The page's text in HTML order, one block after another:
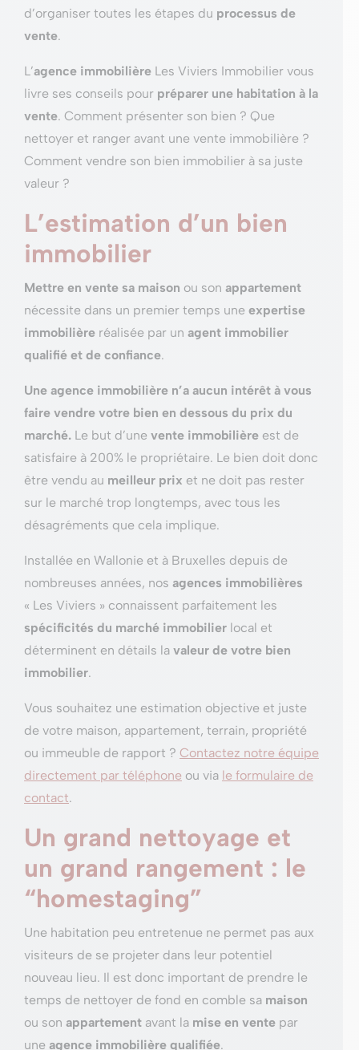
d’organiser toutes les étapes du processus de
vente.
L’agence immobilière Les Viviers Immobilier vous
livre ses conseils pour préparer une habitation à la
vente. Comment présenter son bien ? Que
nettoyer et ranger avant une vente immobilière ?
Comment vendre son bien immobilier à sa juste
valeur ?
L’estimation d’un bien
immobilier
Mettre en vente sa maison ou son appartement
nécessite dans un premier temps une expertise
immobilière réalisée par un agent immobilier
qualifié et de confiance.
Une agence immobilière n’a aucun intérêt à vous
faire vendre votre bien en dessous du prix du
marché. Le but d’une vente immobilière est de
satisfaire à 200% le propriétaire. Le bien doit donc
être vendu au meilleur prix et ne doit pas rester
sur le marché trop longtemps, avec tous les
désagréments que cela implique.
Installée en Wallonie et à Bruxelles depuis de
nombreuses années, nos agences immobilières
« Les Viviers » connaissent parfaitement les
spécificités du marché immobilier local et
déterminent en détails la valeur de votre bien
immobilier.
Vous souhaitez une estimation objective et juste
de votre maison, appartement, terrain, propriété
ou immeuble de rapport ? Contactez notre équipe
directement par téléphone ou via le formulaire de
contact.
Un grand nettoyage et
un grand rangement : le
“homestaging”
Une habitation peu entretenue ne permet pas aux
visiteurs de se projeter dans leur potentiel
nouveau lieu. Il est donc important de prendre le
temps de nettoyer de fond en comble sa maison
ou son appartement avant la mise en vente par
une agence immobilière qualifiée.